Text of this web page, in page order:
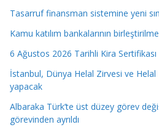
Tasarruf finansman sistemine yeni
Kamu katılım bankalarının
6 Ağustos 2026 Tarihli Kira Sertifikası
İstanbul, Dünya Helal Zirvesi ve Helal
yapacak
Albaraka Türk’te üst düzey görev
görevinden ayrıldı